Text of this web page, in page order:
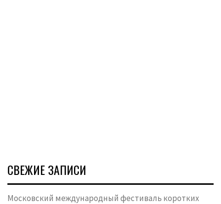
СВЕЖИЕ ЗАПИСИ
Московский международный фестиваль коротких